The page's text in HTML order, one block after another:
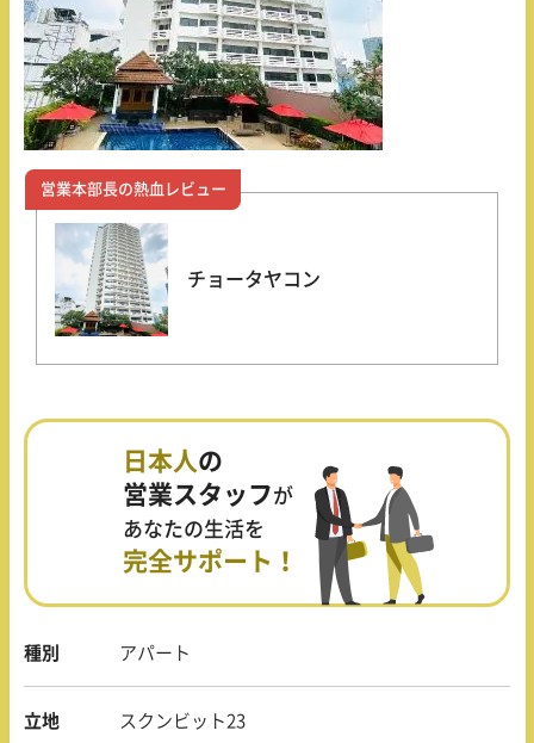
営業本部長の熱血レビュー
チョータヤコン
種別 アパート
立地 スクンビット23
日本人 の
営業スタッフが
あなたの生活を
完全サポート！